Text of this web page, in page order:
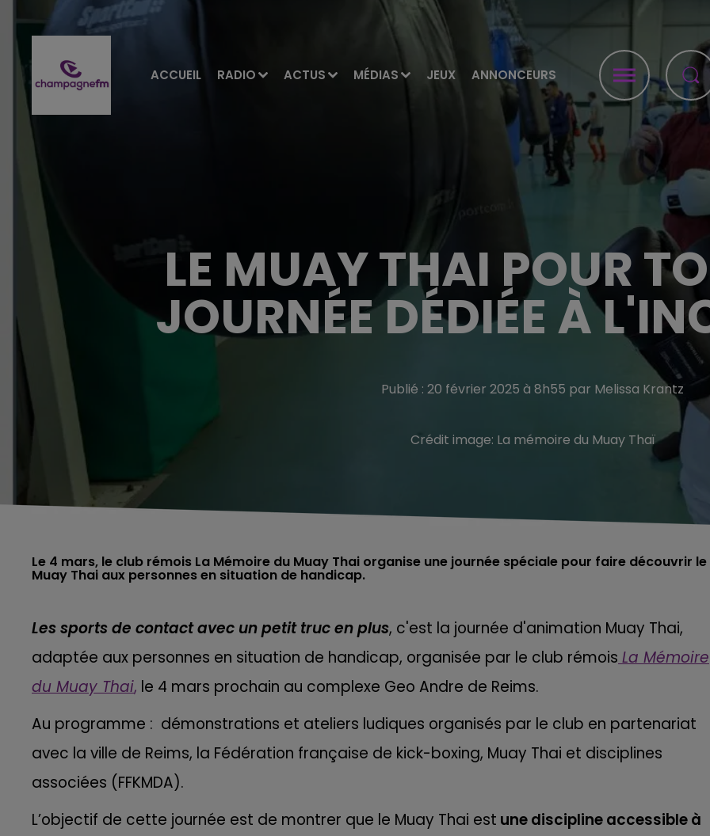
ACCUEIL RADIO ACTUS MÉDIAS JEUX ANNONCEURS
11h00 - 16h00
LE WEEK-END CHAMPAGNE FM
16h00 - 20h00
LE WEEK-END CHAMPAGNE FM
LE MUAY THAI POUR
JOURNÉE DÉDIÉE À
Publié : 20 février 2025 à 8h55 par Melissa Krantz
Crédit image: La mémoire du Muay Thaï
Le 4 mars, le club rémois La Mémoire du Muay Thai organise une journée spéciale pour faire découvrir le
Muay Thai aux personnes en situation de handicap.
Les sports de contact avec un petit truc en plus, c'est la journée d'animation Muay Thai,
adaptée aux personnes en situation de handicap, organisée par le club rémois La Mémoire
du Muay Thai, le 4 mars prochain au complexe Geo Andre de Reims.
Au programme : démonstrations et ateliers ludiques organisés par le club en partenariat
avec la ville de Reims, la Fédération française de kick-boxing, Muay Thai et disciplines
associées (FFKMDA).
L’objectif de cette journée est de montrer que le Muay Thai est une discipline accessible à